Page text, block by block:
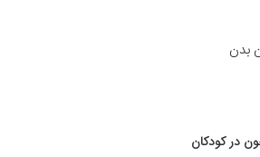
بدن
در کودکان